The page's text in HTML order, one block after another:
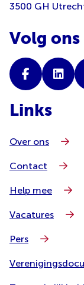
3500 GH
Volg ons
Links
Over ons
Contact
Help mee
Vacatures
Pers